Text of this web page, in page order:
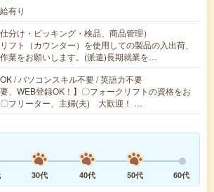
有り
分け・ピッキング・検品、商品管理）
フト（カウンター）を使用しての製品の入出荷、
業をお願いします。(派遣)長期就業を…
/ パソコンスキル不要 / 英語力不要
要、WEB登録OK！】〇フォークリフトの資格をお
フリーター、主婦(夫) 大歓迎！ …
30代 40代 50代 60代